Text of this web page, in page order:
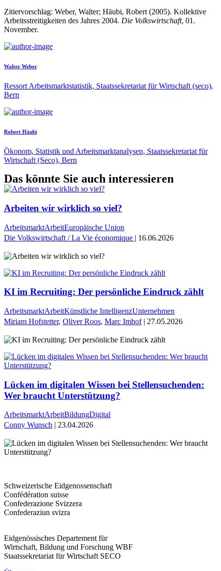
Zitiervorschlag: Weber, Walter; Häubi, Robert (2005). Kollektive
Arbeitsstreitigkeiten des Jahres 2004. Die Volkswirtschaft, 01.
November.
Walter Weber
Ressort Arbeitsmarktstatistik, Staatssekretariat für Wirtschaft (seco),
Bern
Robert Häubi
Ökonom, Statistik und Arbeitsmarktanalysen, Staatssekretariat für
Wirtschaft (Seco), Bern
Das könnte Sie auch interessieren
Arbeiten wir wirklich so viel?
ArbeitsmarktArbeitEuropäische Union
Die Volkswirtschaft / La Vie économique | 16.06.2026
KI im Recruiting: Der persönliche Eindruck zählt
ArbeitsmarktArbeitKünstliche IntelligenzUnternehmen
Miriam Hofstetter, Oliver Roos, Marc Imhof| 27.05.2026
Lücken im digitalen Wissen bei Stellensuchenden:
Wer braucht Unterstützung?
ArbeitsmarktArbeitBildungDigital
Conny Wunsch | 23.04.2026
Schweizerische Eidgenossenschaft
Confédération suisse
Confederazione Svizzera
Confederaziun svizra
Eidgenössisches Departement für
Wirtschaft, Bildung und Forschung WBF
Staatssekretariat für Wirtschaft SECO